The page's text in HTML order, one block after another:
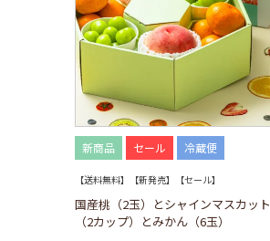
新商品 セール 冷蔵便
【送料無料】【新発売】【セール】
国産桃（2玉）とシャインマスカット
（2カップ）とみかん（6玉）